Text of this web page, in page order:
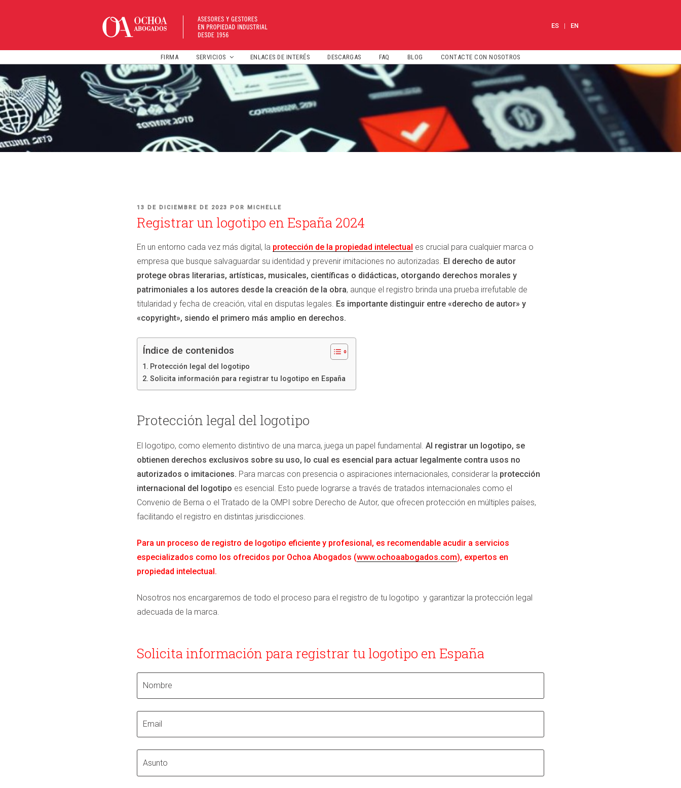
ES EN
FIRMA SERVICIOS
PROPIEDAD INTELECTUAL
PATENTES Y MARCAS
NOMBRES DE DOMINIO
ENLACES DE INTERÉS DESCARGAS FAQ BLOG CONTACTE CON NOSOTROS
PUBLICADO
EN
13 DE DICIEMBRE DE 2023 POR MICHELLE
Registrar un logotipo en España 2024
En un entorno cada vez más digital, la protección de la propiedad intelectual es crucial para cualquier marca o
empresa que busque salvaguardar su identidad y prevenir imitaciones no autorizadas. El derecho de autor
protege obras literarias, artísticas, musicales, científicas o didácticas, otorgando derechos morales y
patrimoniales a los autores desde la creación de la obra, aunque el registro brinda una prueba irrefutable de
titularidad y fecha de creación, vital en disputas legales. Es importante distinguir entre «derecho de autor» y
«copyright», siendo el primero más amplio en derechos​​.
Índice de contenidos
Protección legal del logotipo
Solicita información para registrar tu logotipo en España
Protección legal del logotipo
El logotipo, como elemento distintivo de una marca, juega un papel fundamental. Al registrar un logotipo, se
obtienen derechos exclusivos sobre su uso, lo cual es esencial para actuar legalmente contra usos no
autorizados o imitaciones. Para marcas con presencia o aspiraciones internacionales, considerar la protección
internacional del logotipo es esencial. Esto puede lograrse a través de tratados internacionales como el
Convenio de Berna o el Tratado de la OMPI sobre Derecho de Autor, que ofrecen protección en múltiples países,
facilitando el registro en distintas jurisdicciones​​.
Para un proceso de registro de logotipo eficiente y profesional, es recomendable acudir a servicios
especializados como los ofrecidos por Ochoa Abogados (www.ochoaabogados.com), expertos en
propiedad intelectual.
Nosotros nos encargaremos de todo el proceso para el registro de tu logotipo y garantizar la protección legal
adecuada de la marca.
Solicita información para registrar tu logotipo en España